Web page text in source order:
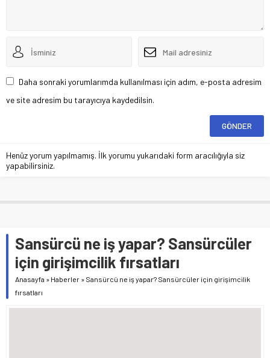
Daha sonraki yorumlarımda kullanılması için adım, e-posta adresim
ve site adresim bu tarayıcıya kaydedilsin.
Henüz yorum yapılmamış. İlk yorumu yukarıdaki form aracılığıyla siz
yapabilirsiniz.
Sansürcü ne iş yapar? Sansürcüler
için girişimcilik fırsatları
Anasayfa » Haberler » Sansürcü ne iş yapar? Sansürcüler için girişimcilik
fırsatları